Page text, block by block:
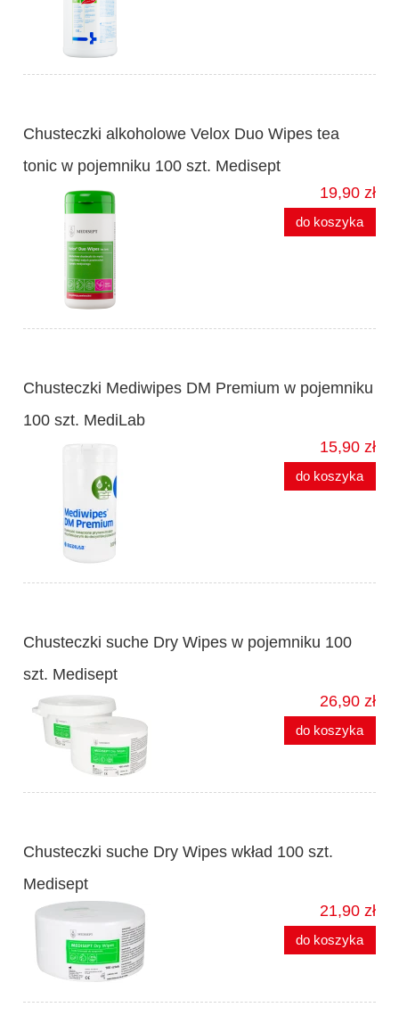
Chusteczki alkoholowe Velox Duo Wipes tea
tonic w pojemniku 100 szt. Medisept
19,90 zł
do koszyka
Chusteczki Mediwipes DM Premium w pojemniku
100 szt. MediLab
15,90 zł
do koszyka
Chusteczki suche Dry Wipes w pojemniku 100
szt. Medisept
26,90 zł
do koszyka
Chusteczki suche Dry Wipes wkład 100 szt.
Medisept
21,90 zł
do koszyka